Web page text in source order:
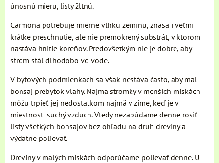
únosnú mieru, listy žltnú.
Carmona potrebuje mierne vlhkú zeminu, znáša i veľmi
krátke preschnutie, ale nie premokrený substrát, v ktorom
nastáva hnitie koreňov. Predovšetkým nie je dobre, aby
strom stál dlhodobo vo vode.
V bytových podmienkach sa však nestáva často, aby mal
bonsaj prebytok vlahy. Najmä stromky v menších miskách
môžu trpieť jej nedostatkom najmä v zime, keď je v
miestnosti suchý vzduch. Vtedy nezabúdame denne rosiť
listy všetkých bonsajov bez ohľadu na druh dreviny a
výdatne polievať.
Dreviny v malých miskách odporúčame polievať denne. U